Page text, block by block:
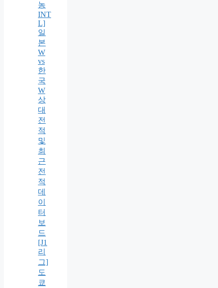
농
INT
L]
일
본
W
vs
한
국
W
상
대
전
적
및
최
근
전
적
데
이
터
보
드
[J1
리
그]
도
쿄